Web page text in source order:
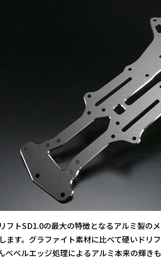
フトSD1.0の最大の特徴となるアルミ製の
ます。グラファイト素材に比べて硬いド
ベベルエッジ処理によるアルミ本来の輝き